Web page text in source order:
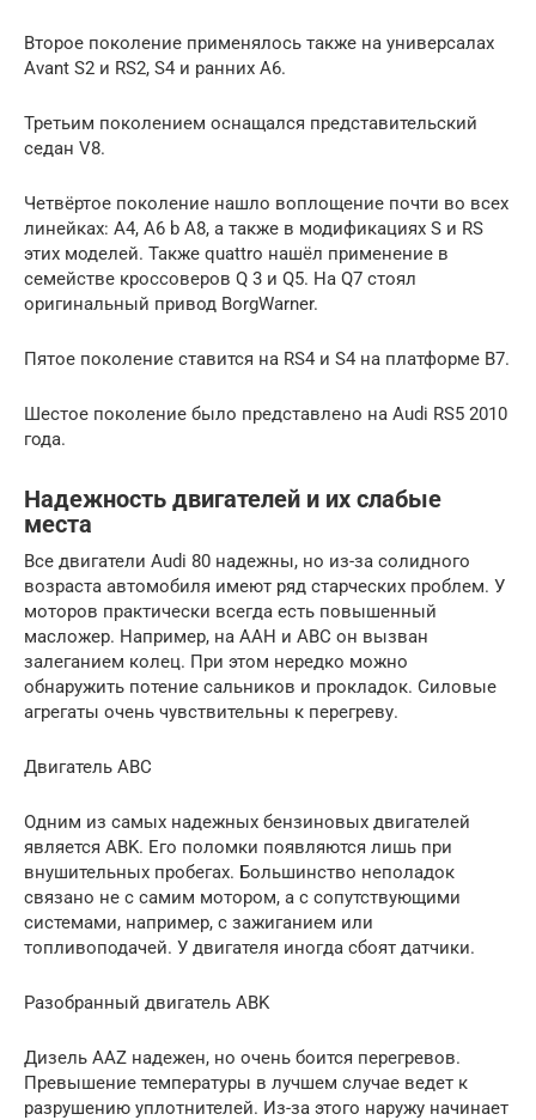
Второе поколение применялось также на универсалах
Avant S2 и RS2, S4 и ранних A6.
Третьим поколением оснащался представительский
седан V8.
Четвёртое поколение нашло воплощение почти во всех
линейках: A4, A6 b A8, а также в модификациях S и RS
этих моделей. Также quattro нашёл применение в
семействе кроссоверов Q 3 и Q5. На Q7 стоял
оригинальный привод BorgWarner.
Пятое поколение ставится на RS4 и S4 на платформе B7.
Шестое поколение было представлено на Audi RS5 2010
года.
Надежность двигателей и их слабые
места
Все двигатели Audi 80 надежны, но из-за солидного
возраста автомобиля имеют ряд старческих проблем. У
моторов практически всегда есть повышенный
масложер. Например, на AAH и ABC он вызван
залеганием колец. При этом нередко можно
обнаружить потение сальников и прокладок. Силовые
агрегаты очень чувствительны к перегреву.
Двигатель ABC
Одним из самых надежных бензиновых двигателей
является ABK. Его поломки появляются лишь при
внушительных пробегах. Большинство неполадок
связано не с самим мотором, а с сопутствующими
системами, например, с зажиганием или
топливоподачей. У двигателя иногда сбоят датчики.
Разобранный двигатель ABK
Дизель AAZ надежен, но очень боится перегревов.
Превышение температуры в лучшем случае ведет к
разрушению уплотнителей. Из-за этого наружу начинает